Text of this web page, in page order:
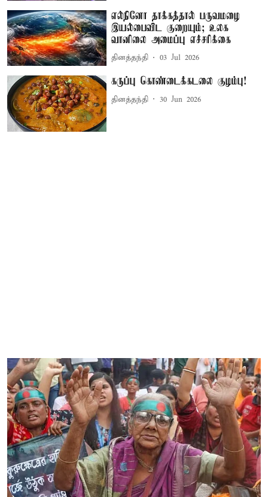
எல்நினோ தாக்கத்தால் பருவமழை
இயல்பைவிட குறையும்; உலக
வானிலை அமைப்பு எச்சரிக்கை
தினத்தந்தி 03 Jul 2026
கருப்பு கொண்டைக்கடலை குழம்பு!
தினத்தந்தி 30 Jun 2026